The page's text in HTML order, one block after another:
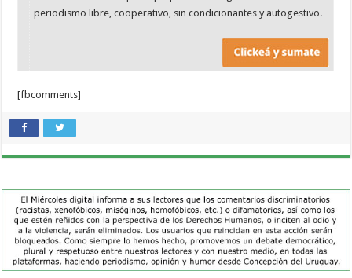
periodismo libre, cooperativo, sin condicionantes y autogestivo.
[fbcomments]